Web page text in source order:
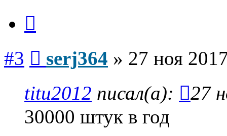
#3 serj364 » 27 ноя
titu2012 писал(а):
27
30000 штук в год